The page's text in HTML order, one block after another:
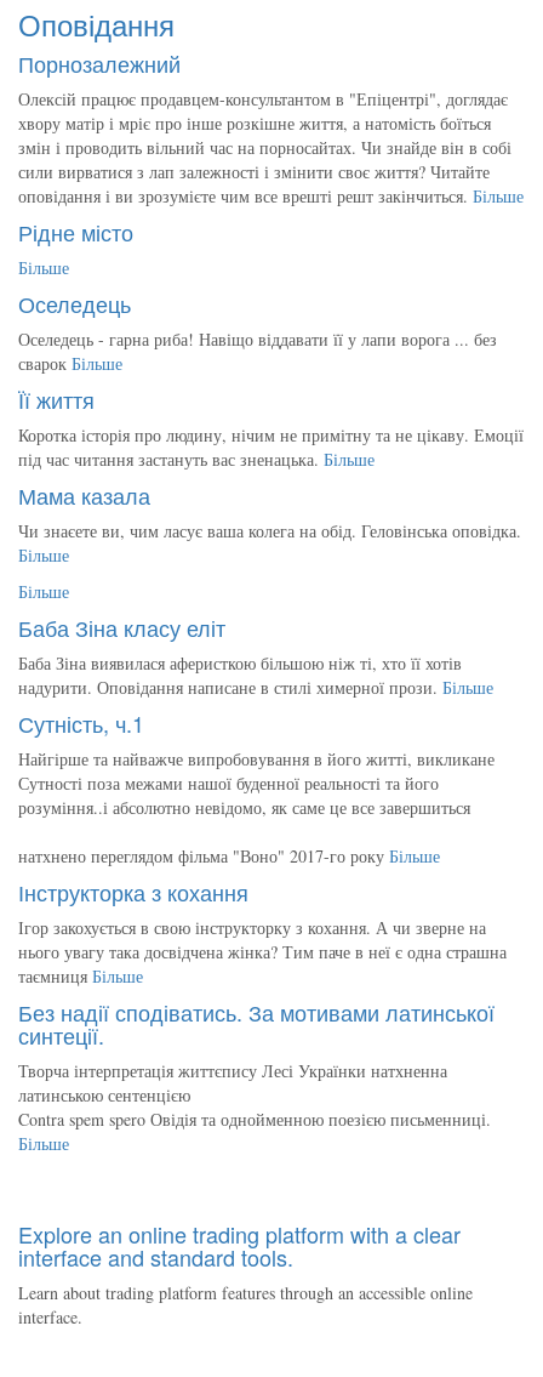
Оповідання
Порнозалежний
Олексій працює продавцем-консультантом в "Епіцентрі", доглядає
хвору матір і мріє про інше розкішне життя, а натомість боїться
змін і проводить вільний час на порносайтах. Чи знайде він в собі
сили вирватися з лап залежності і змінити своє життя? Читайте
оповідання і ви зрозумієте чим все врешті решт закінчиться. Більше
Рідне місто
Більше
Оселедець
Оселедець - гарна риба! Навіщо віддавати її у лапи ворога ... без
сварок Більше
Її життя
Коротка історія про людину, нічим не примітну та не цікаву. Емоції
під час читання застануть вас зненацька. Більше
Мама казала
Чи знаєете ви, чим ласує ваша колега на обід. Геловінська оповідка.
Більше
Більше
Баба Зіна класу еліт
Баба Зіна виявилася аферисткою більшою ніж ті, хто її хотів
надурити. Оповідання написане в стилі химерної прози. Більше
Сутність, ч.1
Найгірше та найважче випробовування в його житті, викликане
Сутності поза межами нашої буденної реальності та його
розуміння..і абсолютно невідомо, як саме це все завершиться
натхнено переглядом фільма "Воно" 2017-го року Більше
Інструкторка з кохання
Ігор закохується в свою інструкторку з кохання. А чи зверне на
нього увагу така досвідчена жінка? Тим паче в неї є одна страшна
таємниця Більше
Без надії сподіватись. За мотивами латинської
синтеції.
Творча інтерпретація життєпису Лесі Українки натхненна
латинською сентенцією
Contra spem spero Овідія та однойменною поезією письменниці.
Більше
Explore an online trading platform with a clear
interface and standard tools.
Learn about trading platform features through an accessible online
interface.